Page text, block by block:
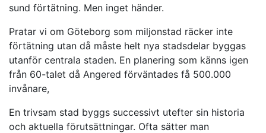
sund förtätning. Men inget händer.
Pratar vi om Göteborg som miljonstad räcker inte
förtätning utan då måste helt nya stadsdelar byggas
utanför centrala staden. En planering som känns igen
från 60-talet då Angered förväntades få 500.000
invånare,
En trivsam stad byggs successivt utefter sin historia
och aktuella förutsättningar. Ofta sätter man